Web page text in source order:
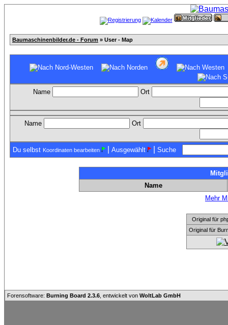
Baumaschinenbilder.de - Forum » User - Map
Name Ort
Name Ort
Du selbst Koordinaten bearbeiten | Ausgewählt | Suche
Name
Mehr
Original für
Original für
Forensoftware: Burning Board 2.3.6 , entwickelt von WoltLab GmbH